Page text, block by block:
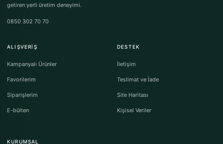
getiren yerli üretim deneyimi.
0850 302 70 70
ALIŞVERIŞ
Kampanyalı Ürünler
Favorilerim
Siparişlerim
E-bülten
DESTEK
İletişim
Teslimat ve İade
Site Haritası
Kişisel Veriler
KURUMSAL